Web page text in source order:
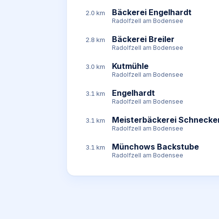
2.0 km Bäckerei Engelhardt
Radolfzell am Bodensee
2.8 km Bäckerei Breiler
Radolfzell am Bodensee
3.0 km Kutmühle
Radolfzell am Bodensee
3.1 km Engelhardt
Radolfzell am Bodensee
3.1 km Meisterbäckerei
Radolfzell am Bodensee
3.1 km Münchows Backstube
Radolfzell am Bodensee